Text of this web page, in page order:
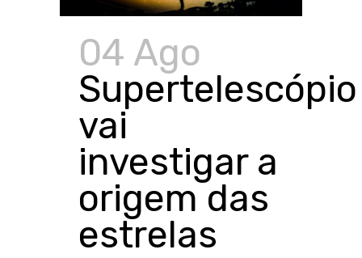
04 Ago
Supertelescópio
vai
investigar a
origem das
estrelas